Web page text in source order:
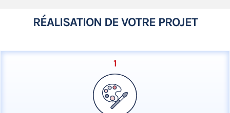
RÉALISATION DE VOTRE PROJET
1